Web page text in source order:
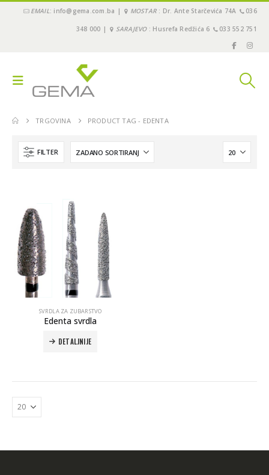
EMAIL: info@gema.com.ba | MOSTAR : Dr. Ante Starčevića 74A 036
348 000 | SARAJEVO: Husrefa Redžića 6 033 552 751
TRGOVINA PRODUCT TAG - EDENTA
FILTER
SVRDLA ZA ZUBARSTVO
Edenta svrdla
DETALJNIJE